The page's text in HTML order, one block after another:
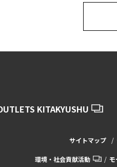
KITAKYUSHU
サイトマップ
環境・社会貢献活動